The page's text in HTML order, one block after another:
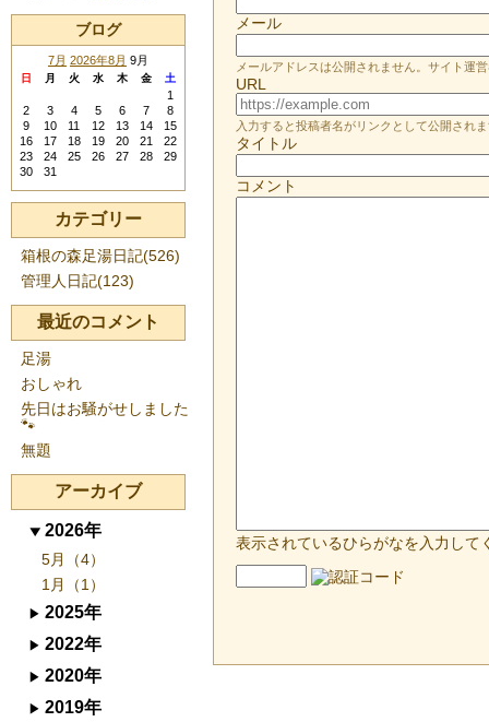
メール
メールアドレスは公開されません。サイト運
URL
入力すると投稿者名がリンクとして公開され
タイトル
コメント
表示されているひらがなを入力して
ブログ
7月 2026年8月 9月
日 月 火 水 木 金 土
1
2
3 4 5 6 7
8
9
10 11 12 13 14
15
16
17 18 19 20 21
22
23
24 25 26 27 28
29
30
31
カテゴリー
箱根の森足湯日記(526)
管理人日記(123)
最近のコメント
足湯
おしゃれ
先日はお騒がせしました
🐾
無題
アーカイブ
2026年
5月（4）
1月（1）
2025年
2022年
2020年
2019年